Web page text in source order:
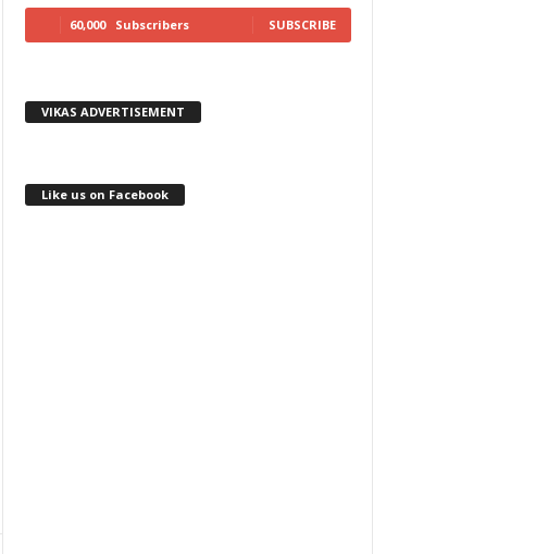
60,000 Subscribers SUBSCRIBE
VIKAS ADVERTISEMENT
Like us on Facebook